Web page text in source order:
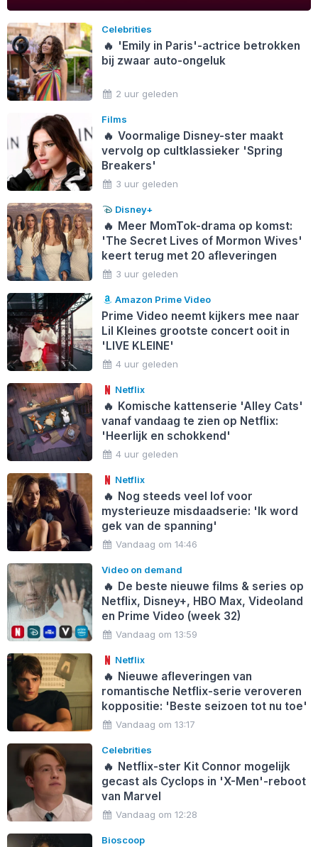
Celebrities
🔥 'Emily in Paris'-actrice betrokken
bij zwaar auto-ongeluk
2 uur geleden
Films
🔥 Voormalige Disney-ster maakt
vervolg op cultklassieker 'Spring
Breakers'
3 uur geleden
Disney+
🔥 Meer MomTok-drama op komst:
'The Secret Lives of Mormon Wives'
keert terug met 20 afleveringen
3 uur geleden
Amazon Prime Video
Prime Video neemt kijkers mee naar
Lil Kleines grootste concert ooit in
'LIVE KLEINE'
4 uur geleden
Netflix
🔥 Komische kattenserie 'Alley Cats'
vanaf vandaag te zien op Netflix:
'Heerlijk en schokkend'
4 uur geleden
Netflix
🔥 Nog steeds veel lof voor
mysterieuze misdaadserie: 'Ik word
gek van de spanning'
Vandaag om 14:46
Video on demand
🔥 De beste nieuwe films & series op
Netflix, Disney+, HBO Max, Videoland
en Prime Video (week 32)
Vandaag om 13:59
Netflix
🔥 Nieuwe afleveringen van
romantische Netflix-serie veroveren
koppositie: 'Beste seizoen tot nu toe'
Vandaag om 13:17
Celebrities
🔥 Netflix-ster Kit Connor mogelijk
gecast als Cyclops in 'X-Men'-reboot
van Marvel
Vandaag om 12:28
Bioscoop